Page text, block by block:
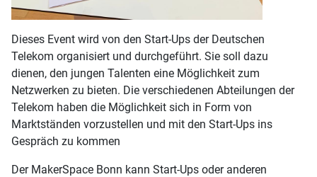
Dieses Event wird von den Start-Ups der Deutschen
Telekom organisiert und durchgeführt. Sie soll dazu
dienen, den jungen Talenten eine Möglichkeit zum
Netzwerken zu bieten. Die verschiedenen Abteilungen der
Telekom haben die Möglichkeit sich in Form von
Marktständen vorzustellen und mit den Start-Ups ins
Gespräch zu kommen
Der MakerSpace Bonn kann Start-Ups oder anderen